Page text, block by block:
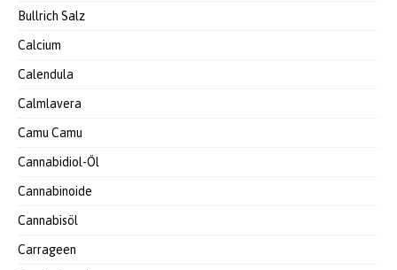
Bullrich Salz
Calcium
Calendula
Calmlavera
Camu Camu
Cannabidiol-Öl
Cannabinoide
Cannabisöl
Carrageen